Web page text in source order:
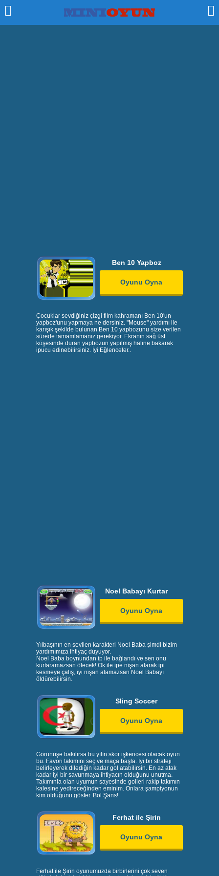
Ben 10 Yapboz
Oyunu Oyna
Çocuklar sevdiğiniz çizgi film kahramanı Ben 10'un
yapboz'unu yapmaya ne dersiniz. "Mouse" yardımı ile
karışık şekilde bulunan Ben 10 yapbozunu size verilen
sürede tamamlamanız gerekiyor. Ekranın sağ üst
köşesinde duran yapbozun yapılmış haline bakarak
ipucu edinebilirsiniz. İyi Eğlenceler..
Noel Babayı Kurtar
Oyunu Oyna
Yılbaşının en sevilen karakteri Noel Baba şimdi bizim
yardımımıza ihtiyaç duyuyor.
Noel Baba boynundan ip ile bağlandı ve sen onu
kurtaramazsan ölecek! Ok ile ipe nişan alarak ipi
kesmeye çalış, iyi nişan alamazsan Noel Babayı
öldürebilirsin.
Sling Soccer
Oyunu Oyna
Görünüşe bakılırsa bu yılın skor işkencesi olacak oyun
bu. Favori takımını seç ve maça başla. İyi bir strateji
belirleyerek dilediğin kadar gol atabilirsin. En az atak
kadar iyi bir savunmaya ihtiyacın olduğunu unutma.
Takımınla olan uyumun sayesinde golleri rakip takımın
kalesine yedireceğinden eminim. Onlara şampiyonun
kim olduğunu göster. Bol Şans!
Ferhat ile Şirin
Oyunu Oyna
Ferhat ile Şirin oyunumuzda birbirlerini çok seven